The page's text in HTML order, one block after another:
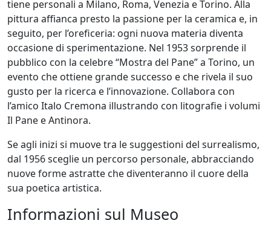
tiene personali a Milano, Roma, Venezia e Torino. Alla
pittura affianca presto la passione per la ceramica e, in
seguito, per l’oreficeria: ogni nuova materia diventa
occasione di sperimentazione. Nel 1953 sorprende il
pubblico con la celebre “Mostra del Pane” a Torino, un
evento che ottiene grande successo e che rivela il suo
gusto per la ricerca e l’innovazione. Collabora con
l’amico Italo Cremona illustrando con litografie i volumi
Il Pane e Antinora.
Se agli inizi si muove tra le suggestioni del surrealismo,
dal 1956 sceglie un percorso personale, abbracciando
nuove forme astratte che diventeranno il cuore della
sua poetica artistica.
Informazioni sul Museo